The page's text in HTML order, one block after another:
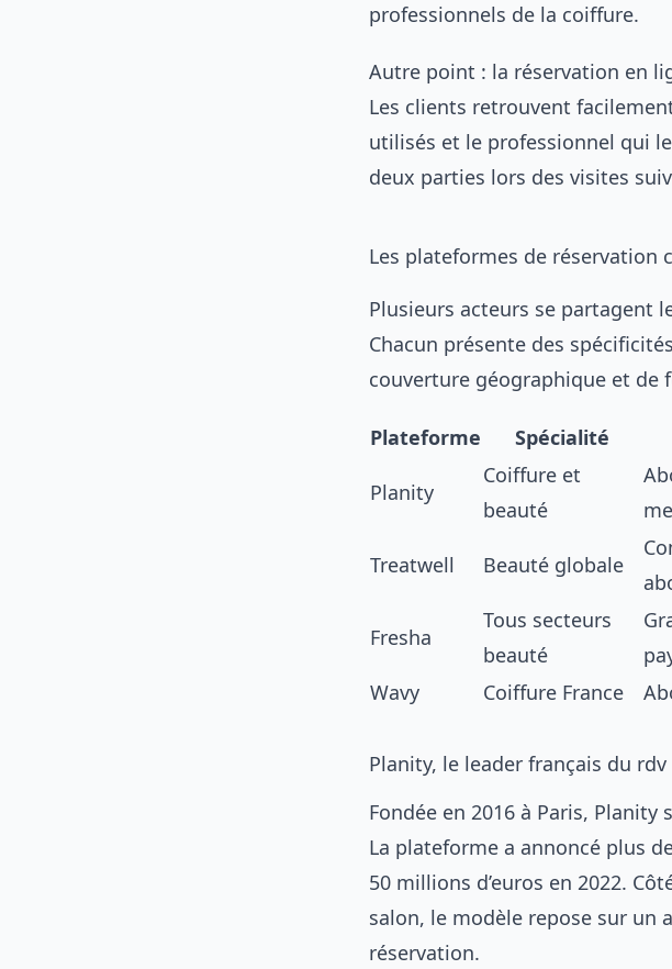
professionnels de la coiffure.
Autre point : la réservation en
Les clients retrouvent
utilisés et le professionnel qui
deux parties lors des visites
Les plateformes de réservation
Plusieurs acteurs se partagent
Chacun présente des
couverture géographique et de
Plateforme Spécialité
Planity
Coiffure et
beauté
Treatwell Beauté globale
Fresha
Tous secteurs
beauté
Wavy Coiffure France
Planity, le leader français du
Fondée en 2016 à Paris, Planity
La plateforme a annoncé plus
50 millions d’euros en 2022.
salon, le modèle repose sur un
réservation.